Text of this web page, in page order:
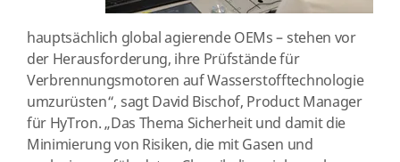
hauptsächlich global agierende OEMs – stehen vor
der Herausforderung, ihre Prüfstände für
Verbrennungsmotoren auf Wasserstofftechnologie
umzurüsten“, sagt David Bischof, Product Manager
für HyTron. „Das Thema Sicherheit und damit die
Minimierung von Risiken, die mit Gasen und